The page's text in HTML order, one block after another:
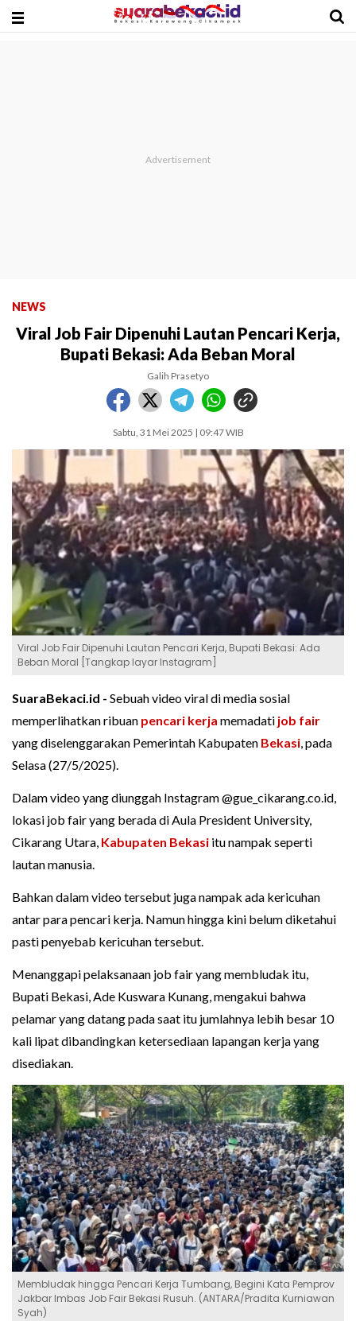
NEWS
Viral Job Fair Dipenuhi Lautan Pencari Kerja,
Bupati Bekasi: Ada Beban Moral
Galih Prasetyo
Sabtu, 31 Mei 2025 | 09:47 WIB
Viral Job Fair Dipenuhi Lautan Pencari Kerja, Bupati Bekasi: Ada
Beban Moral [Tangkap layar Instagram]
SuaraBekaci.id - Sebuah video viral di media sosial
memperlihatkan ribuan pencari kerja memadati job fair
yang diselenggarakan Pemerintah Kabupaten Bekasi, pada
Selasa (27/5/2025).
Dalam video yang diunggah Instagram @gue_cikarang.co.id,
lokasi job fair yang berada di Aula President University,
Cikarang Utara, Kabupaten Bekasi itu nampak seperti
lautan manusia.
Bahkan dalam video tersebut juga nampak ada kericuhan
antar para pencari kerja. Namun hingga kini belum diketahui
pasti penyebab kericuhan tersebut.
Menanggapi pelaksanaan job fair yang membludak itu,
Bupati Bekasi, Ade Kuswara Kunang, mengakui bahwa
pelamar yang datang pada saat itu jumlahnya lebih besar 10
kali lipat dibandingkan ketersediaan lapangan kerja yang
disediakan.
Membludak hingga Pencari Kerja Tumbang, Begini Kata Pemprov
Jakbar Imbas Job Fair Bekasi Rusuh. (ANTARA/Pradita Kurniawan
Syah)